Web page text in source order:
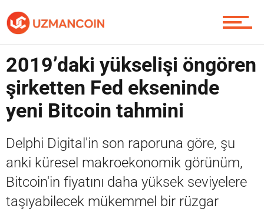
Piyasa
Soru Sor
Contact / İletişim
2019’daki yükselişi öngören
şirketten Fed ekseninde
yeni Bitcoin tahmini
Delphi Digital'in son raporuna göre, şu
anki küresel makroekonomik görünüm,
Bitcoin'in fiyatını daha yüksek seviyelere
taşıyabilecek mükemmel bir rüzgar